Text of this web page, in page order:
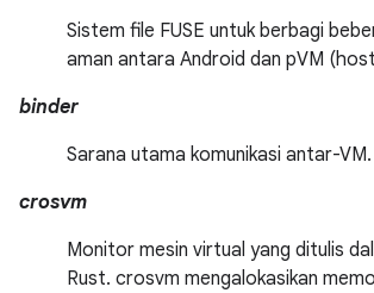
Sistem file FUSE untuk berbagi
aman antara Android dan pVM
binder
Sarana utama komunikasi antar-VM.
crosvm
Monitor mesin virtual yang ditulis
Rust. crosvm mengalokasikan